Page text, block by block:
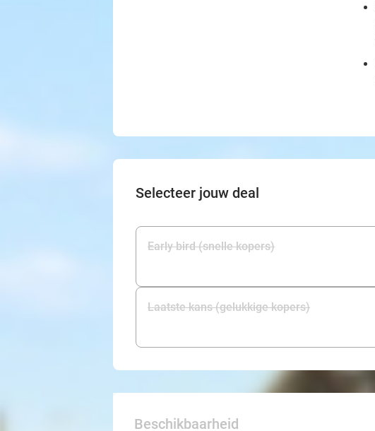
Selecteer jouw deal
Early bird (snelle kopers)
Laatste kans (gelukkige kopers)
Beschikbaarheid